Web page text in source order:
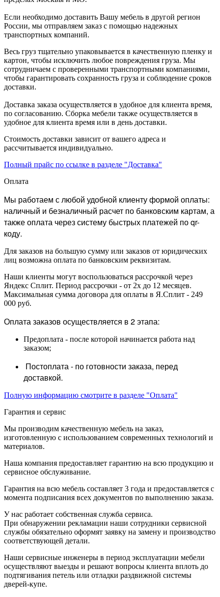
Если необходимо доставить Вашу мебель в другой регион
России, мы отправляем заказ с помощью надежных
транспортных компаний.
Весь груз тщательно упаковывается в качественную пленку и
картон, чтобы исключить любое повреждения груза. Мы
сотрудничаем с проверенными транспортными компаниями,
чтобы гарантировать сохранность груза и соблюдение сроков
доставки.
Доставка заказа осуществляется в удобное для клиента время,
по согласованию. Сборка мебели также осуществляется в
удобное для клиента время или в день доставки.
Стоимость доставки зависит от вашего адреса и
рассчитывается индивидуально.
Полный прайс по ссылке в разделе "Доставка"
Оплата
Мы работаем с любой удобной клиенту формой оплаты:
наличный и безналичный расчет по банковским картам, а
также оплата через систему быстрых платежей по qr-
коду.
Для заказов на большую сумму или заказов от юридических
лиц возможна оплата по банковским реквизитам.
Наши клиенты могут воспользоваться рассрочкой через
Яндекс Сплит. Период рассрочки - от 2х до 12 месяцев.
Максимальная сумма договора для оплаты в Я.Сплит - 249
000 руб.
Оплата заказов осуществляется в 2 этапа:
Предоплата - после которой начинается работа над
заказом;
Постоплата - по готовности заказа, перед
доставкой.
Полную информацию смотрите в разделе "Оплата"
Гарантия и сервис
Мы производим качественную мебель на заказ,
изготовленную с использованием современных технологий и
материалов.
Наша компания предоставляет гарантию на всю продукцию и
сервисное обслуживание.
Гарантия на всю мебель составляет 3 года и предоставляется с
момента подписания всех документов по выполнению заказа.
У нас работает собственная служба сервиса.
При обнаружении рекламации наши сотрудники сервисной
службы обязательно оформят заявку на замену и производство
соответствующей детали.
Наши сервисные инженеры в период эксплуатации мебели
осуществляют выезды и решают вопросы клиента вплоть до
подтягивания петель или отладки раздвижной системы
дверей-купе.